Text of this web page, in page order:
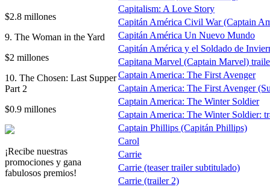
$2.8 millones
9. The Woman in the Yard
$2 millones
10. The Chosen: Last Supper
Part 2
$0.9 millones
¡Recibe nuestras
promociones y gana
fabulosos premios!
Capitalism: A Love Story
Capitán América Civil War (Captain
Capitán América Un Nuevo Mundo
Capitán América y el Soldado de
Capitana Marvel (Captain Marvel)
Captain America: The First Avenger
Captain America: The First Avenger
Captain America: The Winter Soldier
Captain America: The Winter Soldier:
Captain Phillips (Capitán Phillips)
Carol
Carrie
Carrie (teaser trailer subtitulado)
Carrie (trailer 2)